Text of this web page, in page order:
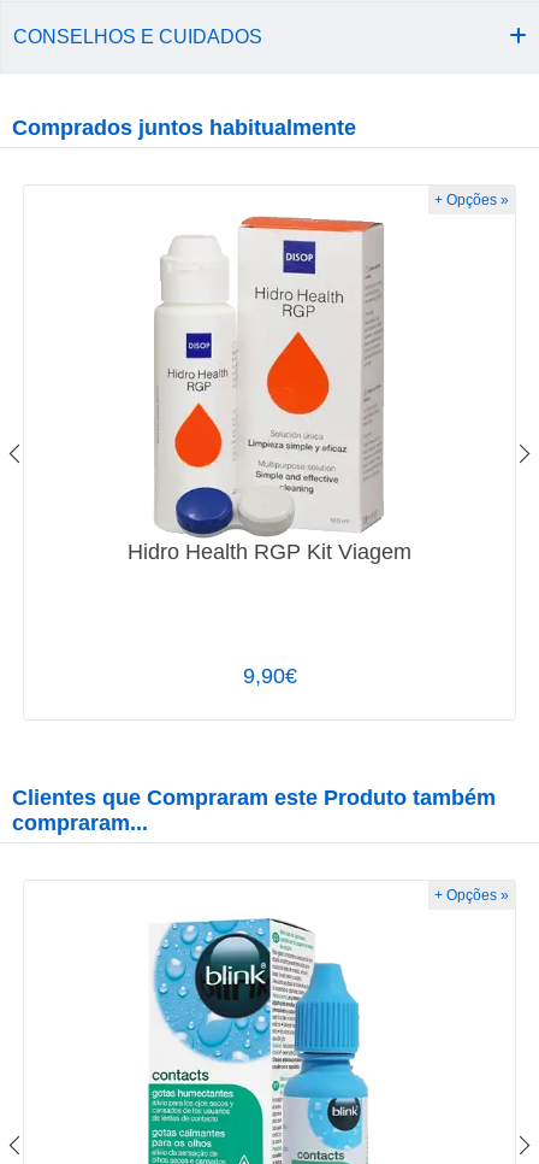
CONSELHOS E CUIDADOS
Comprados juntos habitualmente
Hidro Health RGP Kit Viagem
9,90€
+ Opções »
Clientes que Compraram este Produto também
compraram...
+ Opções »